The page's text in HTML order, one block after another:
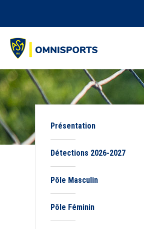
Présentation
Détections 2026-2027
Pôle Masculin
Pôle Féminin